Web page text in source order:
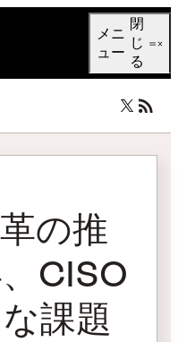
メニ
ュー
閉
じ
る
の推
CISO
課題